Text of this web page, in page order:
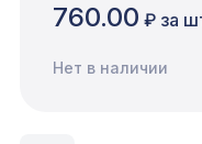
760.00 ₽ за
Нет в наличии